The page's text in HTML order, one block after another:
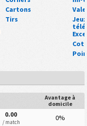
Cartons
Tirs
Avantage à
domicile
0.00
/ match 0%